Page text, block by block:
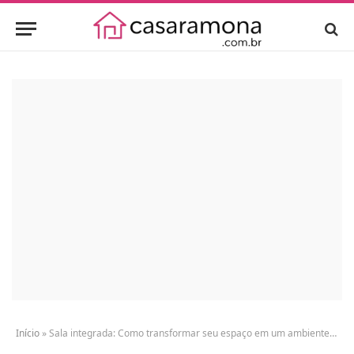
Início »Sala integrada: Como transformar seu espaço em um ambiente funcional e moderno